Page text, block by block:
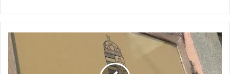
Egyre
könnyebb
az
adózás,